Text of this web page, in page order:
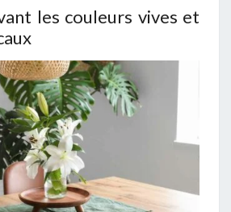
les couleurs vives et